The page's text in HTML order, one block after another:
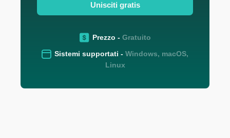
Unisciti gratis
Prezzo - Gratuito
Sistemi supportati - Windows, macOS,
Linux